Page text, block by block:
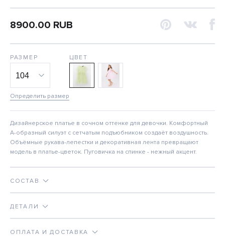
8900.00 RUB
РАЗМЕР
Определить размер
ЦВЕТ
Дизайнерское платье в сочном оттенке для девочки. Комфортный
А-образный силуэт с сетчатым подъюбником создаёт воздушность.
Объёмные рукава-лепестки и декоративная лента превращают
модель в платье-цветок. Пуговичка на спинке - нежный акцент.
СОСТАВ
ДЕТАЛИ
ОПЛАТА И ДОСТАВКА